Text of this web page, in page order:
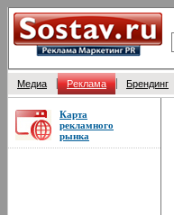
Медиа Реклама Брендинг
Карта
рекламного
рынка